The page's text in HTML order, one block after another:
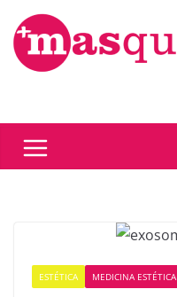
Saltar
contenido
ESTÉTICA MEDICINA ESTÉTICA